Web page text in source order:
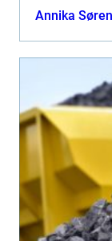
der ønsker
Annika